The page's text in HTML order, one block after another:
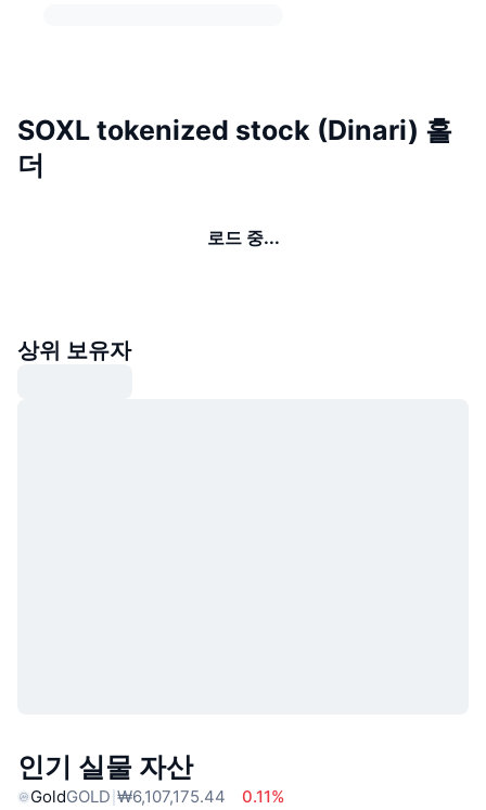
SOXL tokenized stock (Dinari) 홀
더
로드 중...
상위 보유자
인기 실물 자산
GoldGOLD ₩6,107,175.44
0.11%